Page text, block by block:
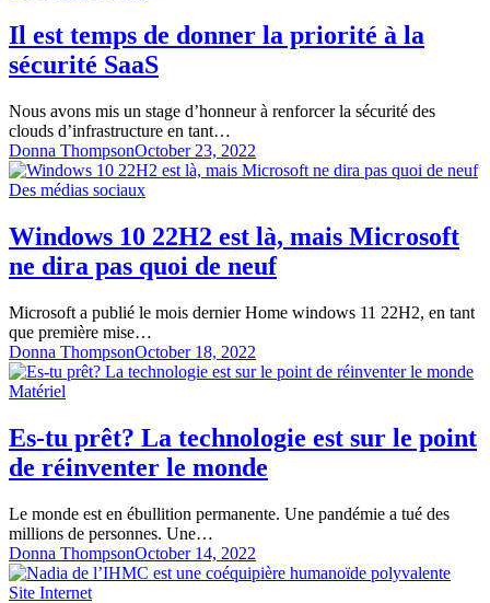
Il est temps de donner la priorité à la
sécurité SaaS
Nous avons mis un stage d’honneur à renforcer la sécurité des
clouds d’infrastructure en tant…
Donna ThompsonOctober 23, 2022
Des médias sociaux
Windows 10 22H2 est là, mais Microsoft
ne dira pas quoi de neuf
Microsoft a publié le mois dernier Home windows 11 22H2, en tant
que première mise…
Donna ThompsonOctober 18, 2022
Matériel
Es-tu prêt? La technologie est sur le point
de réinventer le monde
Le monde est en ébullition permanente. Une pandémie a tué des
millions de personnes. Une…
Donna ThompsonOctober 14, 2022
Site Internet